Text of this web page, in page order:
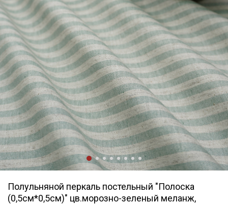
Полульняной перкаль постельный "Полоска
(0,5см*0,5см)" цв.морозно-зеленый меланж,